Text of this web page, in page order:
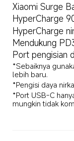
Xiaomi Surge
HyperCharge
HyperCharge
Mendukung
Port pengisian
*Sebaiknya
lebih baru.
*Pengisi daya
*Port USB-C
mungkin tidak